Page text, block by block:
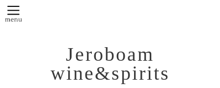
Jeroboam
wine&spirits